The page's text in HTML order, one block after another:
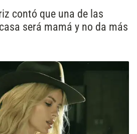
contó que una de las
será mamá y no da más